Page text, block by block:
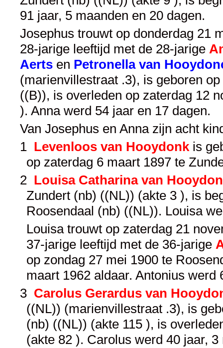
91 jaar, 5 maanden en 20 dagen.
Josephus trouwt op donderdag 21
28-jarige leeftijd met de 28-jarige
Aerts en Petronella van
(marienvillestraat .3), is geboren
((B)), is overleden op zaterdag 12
). Anna werd 54 jaar en 17 dagen.
Van Josephus en Anna zijn acht
1 Levenloos van Hooydonkis
op zaterdag 6 maart 1897 te
2 Louisa Catharina van
Zundert (nb) ((NL)) (akte 3 ), is
Roosendaal (nb) ((NL)). Louisa
Louisa trouwt op zaterdag 21
37-jarige leeftijd met de 36-jarige
op zondag 27 mei 1900 te
maart 1962 aldaar. Antonius werd
3 Carolus Gerardus van
((NL)) (marienvillestraat .3), is
(nb) ((NL)) (akte 115 ), is
(akte 82 ). Carolus werd 40 jaar,